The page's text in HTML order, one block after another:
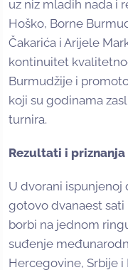
uz niz mladih nada i
Hoško, Borne
Čakarića i Arijele
kontinuitet
Burmudžije i
koji su godinama
turnira.
Rezultati i priznanja
U dvorani
gotovo dvanaest
borbi na jednom
suđenje
Hercegovine, Srbije i